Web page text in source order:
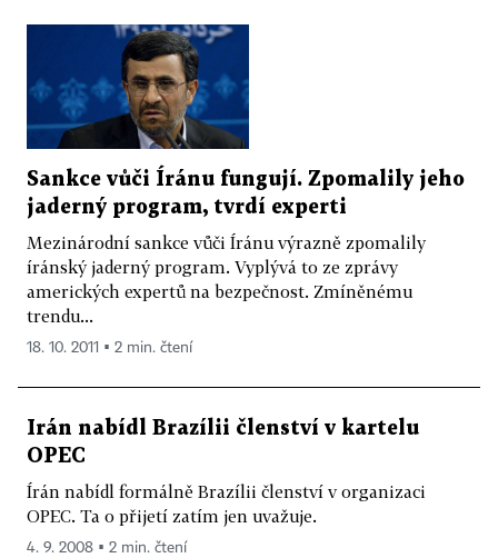
Sankce vůči Íránu fungují. Zpomalily jeho
jaderný program, tvrdí experti
Mezinárodní sankce vůči Íránu výrazně zpomalily
íránský jaderný program. Vyplývá to ze zprávy
amerických expertů na bezpečnost. Zmíněnému
trendu...
18. 10. 2011 ▪ 2 min. čtení
Irán nabídl Brazílii členství v kartelu
OPEC
Írán nabídl formálně Brazílii členství v organizaci
OPEC. Ta o přijetí zatím jen uvažuje.
4. 9. 2008 ▪ 2 min. čtení